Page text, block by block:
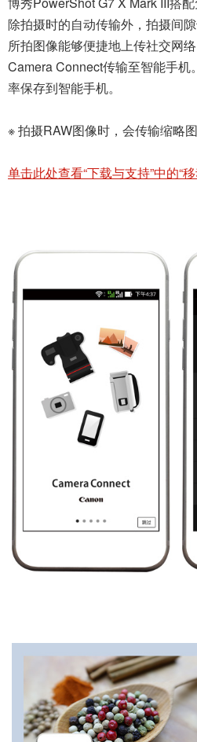
除拍摄时的自动传输外，拍摄间
所拍图像能够便捷地上传社交网
Camera Connect传输至智能手
率保存到智能手机。
※ 拍摄RAW图像时，会传输缩略图
单击此处查看“下载与支持”中的“